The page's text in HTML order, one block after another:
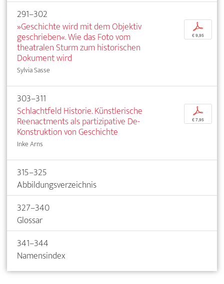
291–302
»Geschichte wird mit dem Objektiv
geschrieben«. Wie das Foto vom
theatralen Sturm zum historischen
Dokument wird
Sylvia Sasse
p
€ 9,95
303–311
Schlachtfeld Historie. Künstlerische
Reenactments als partizipative De-
Konstruktion von Geschichte
Inke Arns
p
€ 7,95
315–325
Abbildungsverzeichnis
327–340
Glossar
341–344
Namensindex